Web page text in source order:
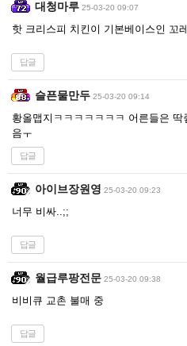
대청마루 25-03-20 09:07
핫 크리스피 치킨이 기본베이스인 꼬
답글
슬픈물만두 25-03-20 09:14
황올맵지ㅋㅋㅋㅋㅋㅋㅋ 어른들은
음ㅜ
답글
아이브장원영 25-03-20 09:23
너무 비싸..;;
답글
월급루팡전문 25-03-20 09:38
비비큐 교촌 불매 중
답글